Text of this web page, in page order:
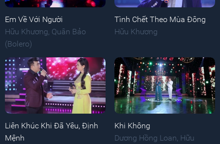
Em Về Với Người
Hữu Khương Quân Bảo
(Bolero)
Tình Chết Theo Mùa Đông
Hữu Khương
Liên Khúc Khi Đã Yêu, Định
Mệnh
Khi Không
Dương Hồng Loan, Hữu